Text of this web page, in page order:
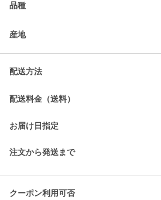
品種
産地
配送方法
配送料金（送料）
お届け日指定
注文から発送まで
クーポン利用可否